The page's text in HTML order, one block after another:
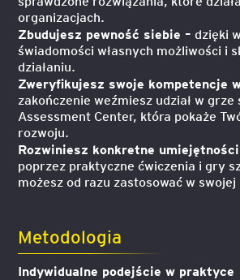
organizacjach.
Zbudujesz pewność siebie – dzięki
świadomości własnych możliwości i
działaniu.
Zweryfikujesz swoje kompetencje
zakończenie weźmiesz udział w
Assessment Center, która pokaże
rozwoju.
Rozwiniesz konkretne
poprzez praktyczne ćwiczenia i gry
możesz od razu zastosować w swojej
Metodologia
Indywidualne podejście w praktyce